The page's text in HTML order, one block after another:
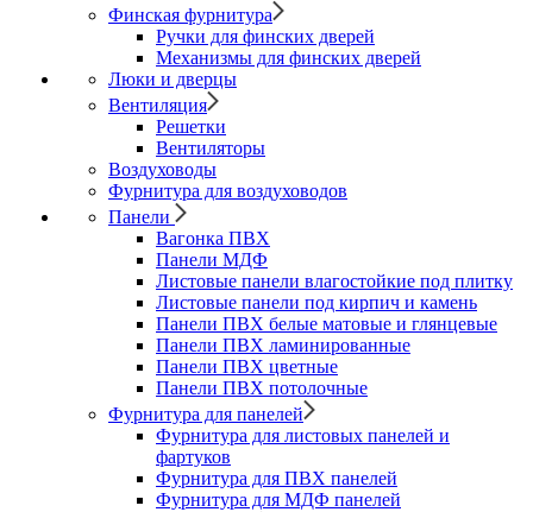
Финская фурнитура
Ручки для финских дверей
Механизмы для финских дверей
Люки и дверцы
Вентиляция
Решетки
Вентиляторы
Воздуховоды
Фурнитура для воздуховодов
Панели
Вагонка ПВХ
Панели МДФ
Листовые панели влагостойкие под плитку
Листовые панели под кирпич и камень
Панели ПВХ белые матовые и глянцевые
Панели ПВХ ламинированные
Панели ПВХ цветные
Панели ПВХ потолочные
Фурнитура для панелей
Фурнитура для листовых панелей и
фартуков
Фурнитура для ПВХ панелей
Фурнитура для МДФ панелей